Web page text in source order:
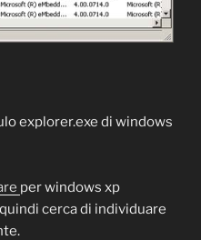
explorer.exe di windows
per windows xp
cerca di individuare